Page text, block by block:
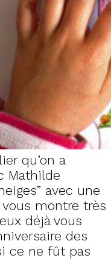
qu’on a
Mathilde
avec une
montre très
déjà vous
des
ce ne fût pas